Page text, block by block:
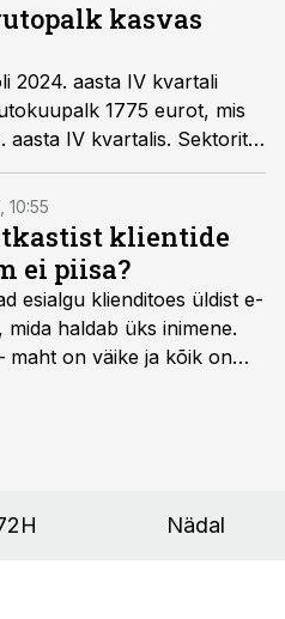
kasvas
2024. aasta IV kvartali
1775 eurot, mis
aasta IV kvartalis. Sektorite
aasta IV kvartalis oli
8,3%.
10:55
klientide
ei piisa?
esialgu klienditoes üldist e-
haldab üks inimene.
maht on väike ja kõik on
Nädal